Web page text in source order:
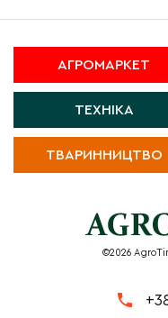
АГРОМАРКЕТ
ТЕХНІКА
ТВАРИННИЦТВО
©2026